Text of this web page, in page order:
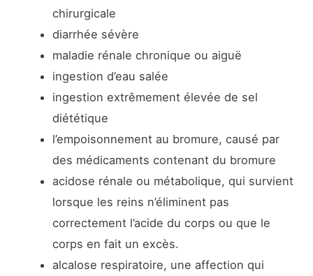
chirurgicale
diarrhée sévère
maladie rénale chronique ou aiguë
ingestion d’eau salée
ingestion extrêmement élevée de sel
diététique
l’empoisonnement au bromure, causé par
des médicaments contenant du bromure
acidose rénale ou métabolique, qui survient
lorsque les reins n’éliminent pas
correctement l’acide du corps ou que le
corps en fait un excès.
alcalose respiratoire, une affection qui